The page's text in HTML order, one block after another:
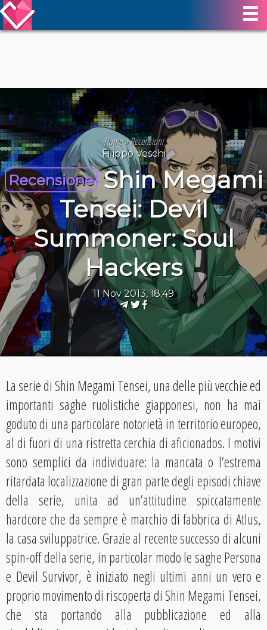
Home»Recensioni
Filippo Veschi
Recensione Shin Megami
Tensei: Devil
Summoner: Soul
Hackers
11 Nov 2013, 18:49
La serie di Shin Megami Tensei, una delle più vecchie ed
importanti saghe ruolistiche giapponesi, non ha mai
goduto di una particolare notorietà in territorio europeo,
al di fuori di una ristretta cerchia di aficionados. I motivi
sono semplici da individuare: la mancata o l’estrema
ritardata localizzazione di gran parte degli episodi chiave
della serie, unita ad un’attitudine spiccatamente
hardcore che da sempre è marchio di fabbrica di Atlus,
la casa sviluppatrice. Grazie al recente successo di alcuni
spin-off della serie, in particolar modo le saghe Persona
e Devil Survivor, è iniziato negli ultimi anni un vero e
proprio movimento di riscoperta di Shin Megami Tensei,
che sta portando alla pubblicazione ed alla